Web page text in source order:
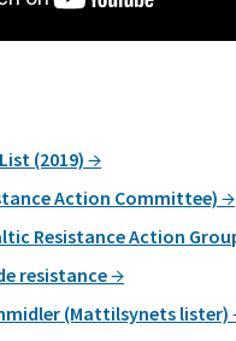
(2019)
Action Committee)
Resistance Action
resistance
(Mattilsynets lister)